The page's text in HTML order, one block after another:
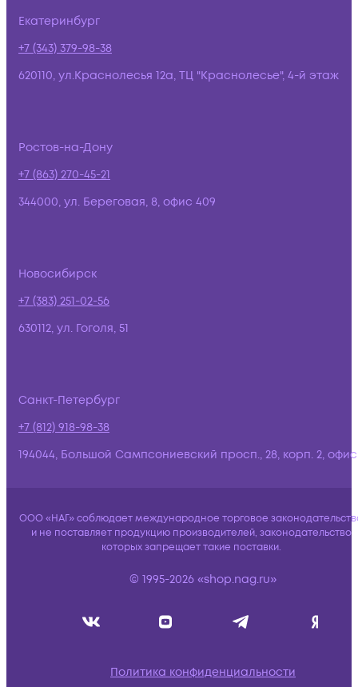
Екатеринбург
+7 (343) 379-98-38
620110, ул.Краснолесья 12а, ТЦ "Краснолесье", 4-й этаж
Ростов-на-Дону
+7 (863) 270-45-21
344000, ул. Береговая, 8, офис 409
Новосибирск
+7 (383) 251-02-56
630112, ул. Гоголя, 51
Санкт-Петербург
+7 (812) 918-98-38
194044, Большой Сампсониевский просп., 28, корп. 2,
ООО «НАГ» соблюдает международное торговое
и не поставляет продукцию производителей, законодательство
которых запрещает такие поставки.
© 1995-2026 «shop.nag.ru»
Политика конфиденциальности